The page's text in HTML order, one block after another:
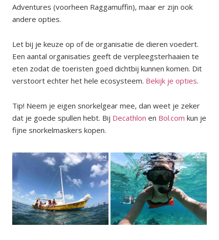
Adventures (voorheen Raggamuffin), maar er zijn ook
andere opties.
Let bij je keuze op of de organisatie de dieren voedert.
Een aantal organisaties geeft de verpleegsterhaaien te
eten zodat de toeristen goed dichtbij kunnen komen. Dit
verstoort echter het hele ecosysteem. Bekijk je opties.
Tip! Neem je eigen snorkelgear mee, dan weet je zeker
dat je goede spullen hebt. Bij Decathlon en Bol.com kun je
fijne snorkelmaskers kopen.